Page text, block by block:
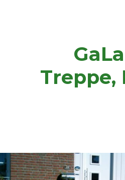
Treppe,